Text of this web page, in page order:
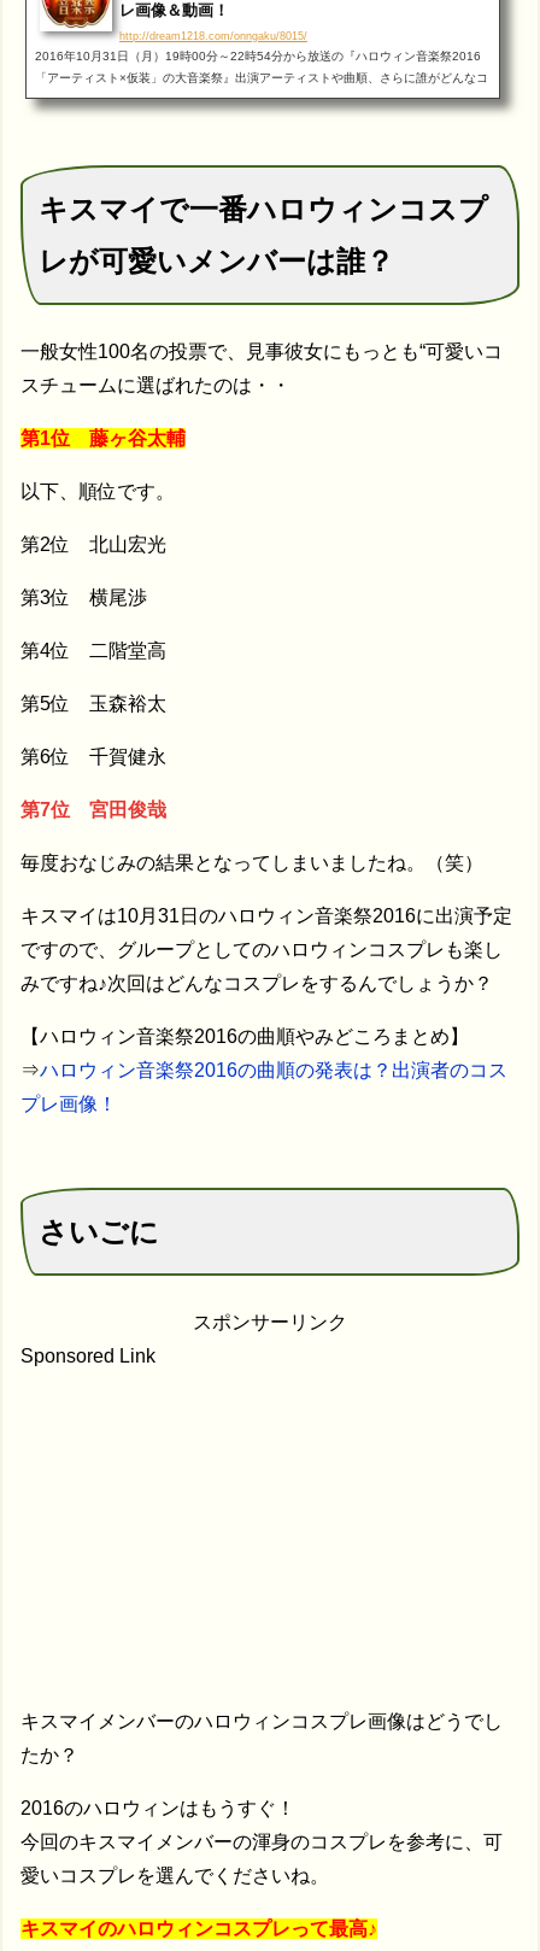
レ画像＆動画！
http://dream1218.com/onngaku/8015/
2016年10月31日（月）19時00分～22時54分から放送の『ハロウィン音楽祭2016
「アーティスト×仮装」の大音楽祭』出演アーティストや曲順、さらに誰がどんなコ
スプレをするのか注目して見ていきたいと思います！事前告知がないため番組をリ
キスマイで一番ハロウィンコスプ
レが可愛いメンバーは誰？
一般女性100名の投票で、見事彼女にもっとも“可愛いコ
スチュームに選ばれたのは・・
第1位 藤ヶ谷太輔
以下、順位です。
第2位 北山宏光
第3位 横尾渉
第4位 二階堂高
第5位 玉森裕太
第6位 千賀健永
第7位 宮田俊哉
毎度おなじみの結果となってしまいましたね。（笑）
キスマイは10月31日のハロウィン音楽祭2016に出演予定
ですので、グループとしてのハロウィンコスプレも楽し
みですね♪次回はどんなコスプレをするんでしょうか？
【ハロウィン音楽祭2016の曲順やみどころまとめ】
⇒ハロウィン音楽祭2016の曲順の発表は？出演者のコス
プレ画像！
さいごに
スポンサーリンク
Sponsored Link
キスマイメンバーのハロウィンコスプレ画像はどうでし
たか？
2016のハロウィンはもうすぐ！
今回のキスマイメンバーの渾身のコスプレを参考に、可
愛いコスプレを選んでくださいね。
キスマイのハロウィンコスプレって最高♪